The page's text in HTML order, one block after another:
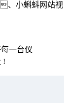
小蝌蚪网站视
一台仪
!